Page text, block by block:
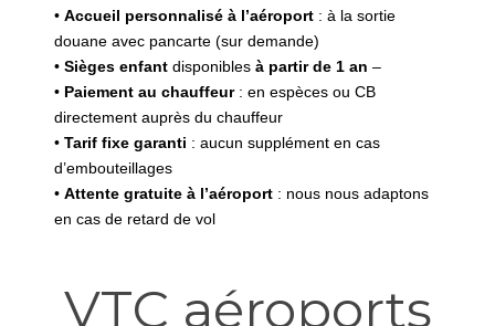
• Accueil personnalisé à l’aéroport : à la sortie
douane avec pancarte (sur demande)
• Sièges enfant disponibles à partir de 1 an –
• Paiement au chauffeur: en espèces ou CB
directement auprès du chauffeur
• Tarif fixe garanti : aucun supplément en cas
d’embouteillages
• Attente gratuite à l’aéroport : nous nous adaptons
en cas de retard de vol
VTC aéroports